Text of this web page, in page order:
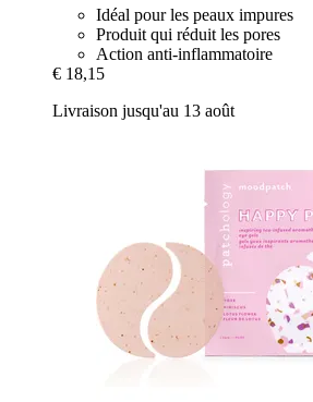
Idéal pour les peaux impures
Produit qui réduit les pores
Action anti-inflammatoire
€ 18,15
Livraison jusqu'au 13 août